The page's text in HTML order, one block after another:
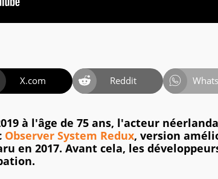
X.com Reddit
à l'âge de 75 ans, l'acteur
Observer System Redux, version
en 2017. Avant cela, les